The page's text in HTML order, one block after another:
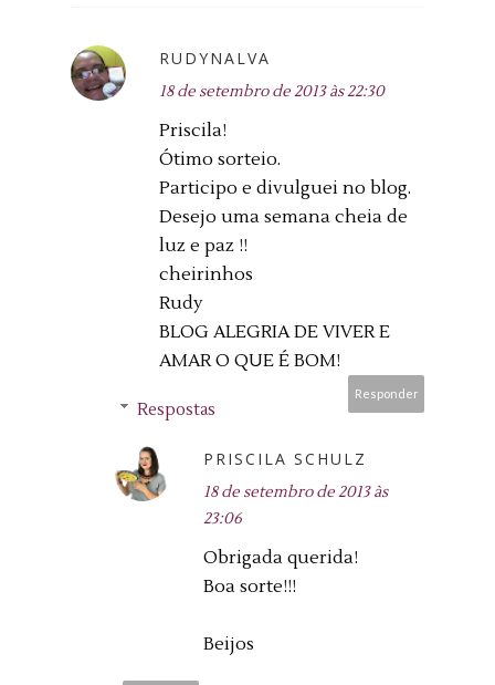
RUDYNALVA
18 de setembro de 2013 às 22:30
Priscila!
Ótimo sorteio.
Participo e divulguei no blog.
Desejo uma semana cheia de
luz e paz !!
cheirinhos
Rudy
BLOG ALEGRIA DE VIVER E
AMAR O QUE É BOM!
Responder
Respostas
PRISCILA SCHULZ
18 de setembro de 2013 às
23:06
Obrigada querida!
Boa sorte!!!
Beijos